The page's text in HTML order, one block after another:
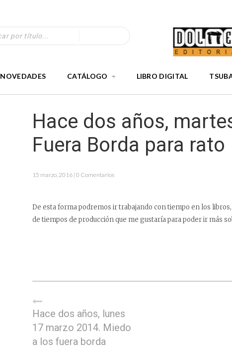
NOVEDADES CATÁLOGO LIBRO DIGITAL
Hace dos años,
Fuera Borda para rato
15 marzo, 2016 | 0 Comentarios
De esta forma podremos ir trabajando con tiempo en los
de tiempos de producción que me gustaría para poder ir más
Hace dos años, lunes
17 marzo 2014. Miedo
a los fuera borda